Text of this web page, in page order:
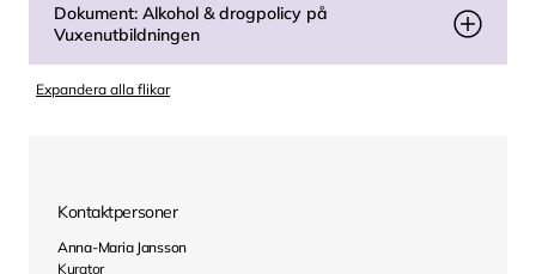
Dokument: Alkohol & drogpolicy på
Vuxenutbildningen
Expandera alla flikar
Kontaktpersoner
Anna-Maria Jansson
Kurator